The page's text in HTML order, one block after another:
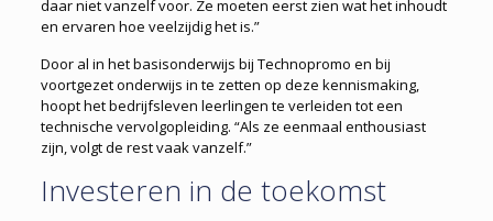
daar niet vanzelf voor. Ze moeten eerst zien wat het inhoudt
en ervaren hoe veelzijdig het is.”
Door al in het basisonderwijs bij Techno­promo en bij
voortgezet onderwijs in te zetten op deze kennismaking,
hoopt het bedrijfsleven leerlingen te verleiden tot een
technische vervolgopleiding. “Als ze eenmaal enthousiast
zijn, volgt de rest vaak vanzelf.”
Investeren in de toekomst